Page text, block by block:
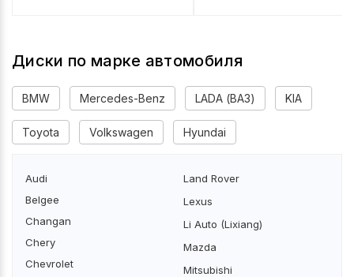
Диски по марке автомобиля
BMW Mercedes-Benz LADA (ВАЗ) KIA
Toyota Volkswagen Hyundai
Audi
Belgee
Changan
Chery
Chevrolet
Land Rover
Lexus
Li Auto (Lixiang)
Mazda
Mitsubishi